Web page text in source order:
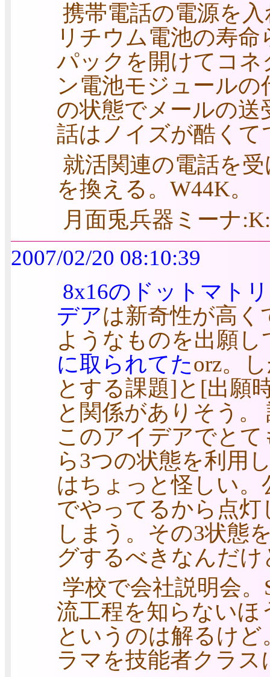
携帯電話の電源を
リチウム電池の寿
パックを開けてコ
ン電池モジュール
の状態でメールの送
話はノイズが酷くて
就活関連の電話を
を換える。W44K。
月面兎兵器ミーナ
2007/02/20 08:10:39
8x16のドットマト
デアは新奇性が高く
ようなものを出願
に取られてたorz。
とする課題]と[出願
と関係がありそう
このアイデアでと
ら3つの状態を利用
はちょっと怪しい。
でやってるから点
しまう。その3状態
グするべきなんだけ
学校で会社説明会
流工程を知らない
というのは解るけど
ラマを技能者クラ